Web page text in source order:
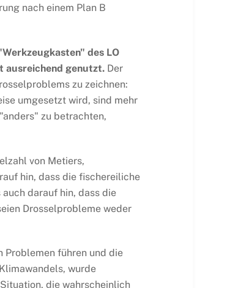
nach einem Plan B
des LO
ausreichend genutzt. Der
zu zeichnen:
umgesetzt wird, sind mehr
zu betrachten,
von Metiers,
hin, dass die fischereiliche
darauf hin, dass die
Drosselprobleme weder
Problemen führen und die
wurde
die wahrscheinlich